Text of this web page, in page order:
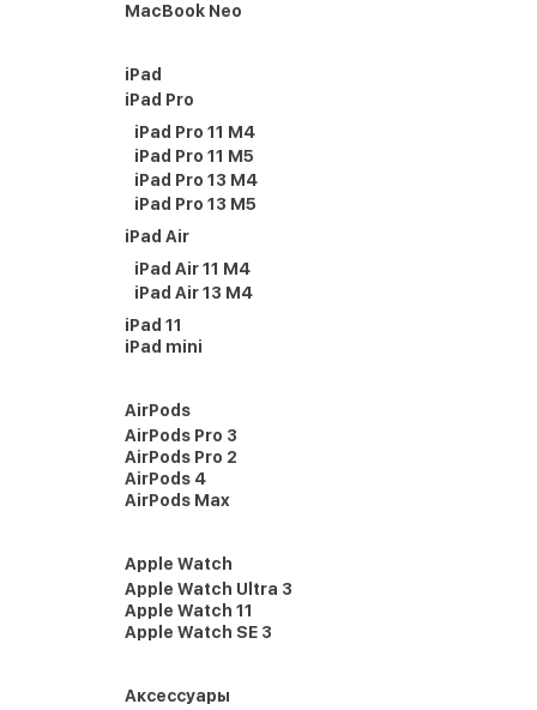
MacBook Neo
iPad
iPad Pro
iPad Pro 11 M4
iPad Pro 11 M5
iPad Pro 13 M4
iPad Pro 13 M5
iPad Air
iPad Air 11 M4
iPad Air 13 M4
iPad 11
iPad mini
AirPods
AirPods Pro 3
AirPods Pro 2
AirPods 4
AirPods Max
Apple Watch
Apple Watch Ultra 3
Apple Watch 11
Apple Watch SE 3
Аксессуары